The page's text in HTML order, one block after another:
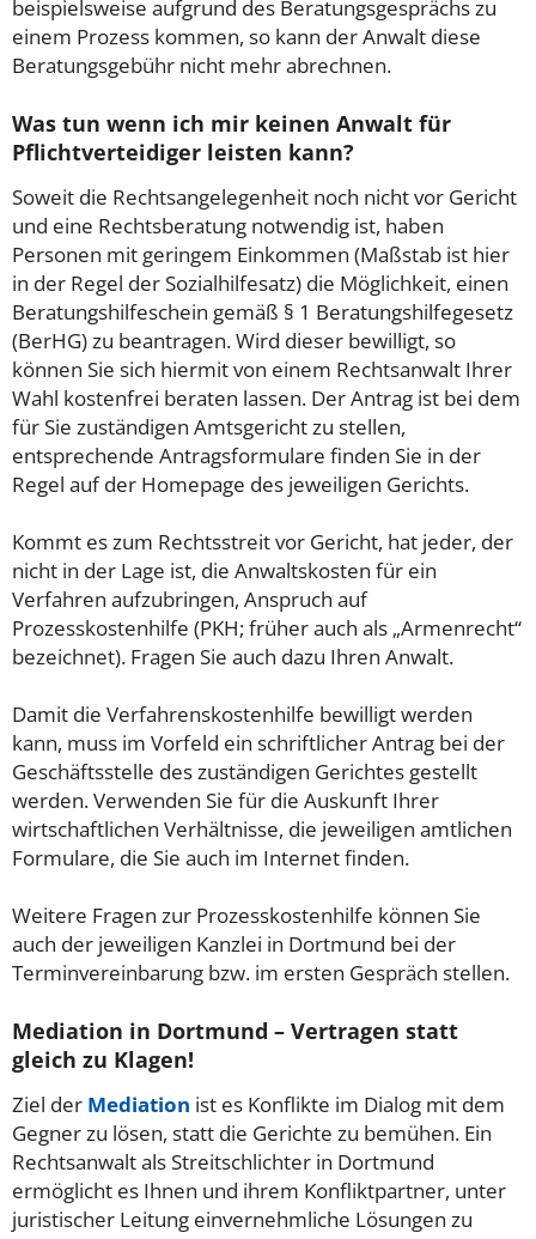
beispielsweise aufgrund des Beratungsgesprächs zu
einem Prozess kommen, so kann der Anwalt diese
Beratungsgebühr nicht mehr abrechnen.
Was tun wenn ich mir keinen Anwalt für
Pflichtverteidiger leisten kann?
Soweit die Rechtsangelegenheit noch nicht vor Gericht
und eine Rechtsberatung notwendig ist, haben
Personen mit geringem Einkommen (Maßstab ist hier
in der Regel der Sozialhilfesatz) die Möglichkeit, einen
Beratungshilfeschein gemäß § 1 Beratungshilfegesetz
(BerHG) zu beantragen. Wird dieser bewilligt, so
können Sie sich hiermit von einem Rechtsanwalt Ihrer
Wahl kostenfrei beraten lassen. Der Antrag ist bei dem
für Sie zuständigen Amtsgericht zu stellen,
entsprechende Antragsformulare finden Sie in der
Regel auf der Homepage des jeweiligen Gerichts.
Kommt es zum Rechtsstreit vor Gericht, hat jeder, der
nicht in der Lage ist, die Anwaltskosten für ein
Verfahren aufzubringen, Anspruch auf
Prozesskostenhilfe (PKH; früher auch als „Armenrecht“
bezeichnet). Fragen Sie auch dazu Ihren Anwalt.
Damit die Verfahrenskostenhilfe bewilligt werden
kann, muss im Vorfeld ein schriftlicher Antrag bei der
Geschäftsstelle des zuständigen Gerichtes gestellt
werden. Verwenden Sie für die Auskunft Ihrer
wirtschaftlichen Verhältnisse, die jeweiligen amtlichen
Formulare, die Sie auch im Internet finden.
Weitere Fragen zur Prozesskostenhilfe können Sie
auch der jeweiligen Kanzlei in Dortmund bei der
Terminvereinbarung bzw. im ersten Gespräch stellen.
Mediation in Dortmund – Vertragen statt
gleich zu Klagen!
Ziel der Mediation ist es Konflikte im Dialog mit dem
Gegner zu lösen, statt die Gerichte zu bemühen. Ein
Rechtsanwalt als Streitschlichter in Dortmund
ermöglicht es Ihnen und ihrem Konfliktpartner, unter
juristischer Leitung einvernehmliche Lösungen zu